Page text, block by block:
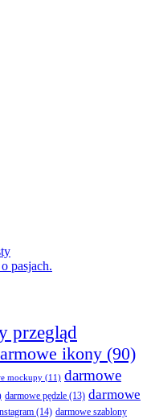
pasjach.
przegląd
ikony (90)
mockupy (11) darmowe
darmowe pędzle (13) darmowe
(14) darmowe szablony